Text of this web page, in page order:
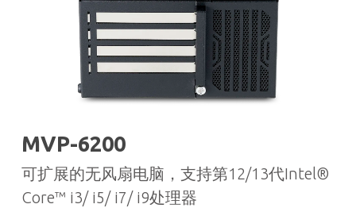
MVP-6200
可扩展的无风扇电脑，支持第12/13代Intel®
Core™ i3/ i5/ i7/ i9处理器